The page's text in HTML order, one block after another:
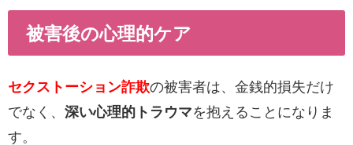
被害後の心理的ケア
セクストーション詐欺の被害者は、金銭的損失だけ
でなく、 深い心理的トラウマを抱えることになりま
す。